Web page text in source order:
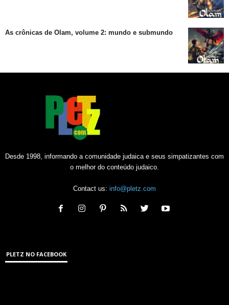
As crônicas de Olam, volume 2: mundo e submundo
Desde 1998, informando a comunidade judaica e seus simpatizantes com
o melhor do conteúdo judaico.
Contact us: info@pletz.com
PLETZ NO FACEBOOK